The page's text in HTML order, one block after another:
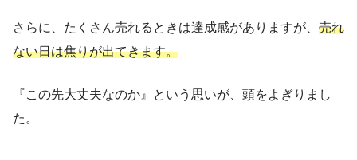
さらに、たくさん売れるときは達成感がありますが、 売れ
ない日は焦りが出てきます。
『この先大丈夫なのか』という思いが、頭をよぎりまし
た。